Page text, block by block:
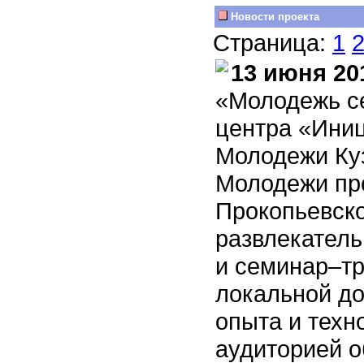
Новости проекта
Страница: 1 2
13 июня
«Молодежь
центра
Молодежи
Молодежи
и
локальной
опыта и
аудиторией